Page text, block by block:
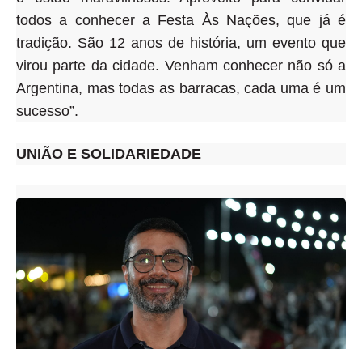
todos a conhecer a Festa Às Nações, que já é
tradição. São 12 anos de história, um evento que
virou parte da cidade. Venham conhecer não só a
Argentina, mas todas as barracas, cada uma é um
sucesso”.
UNIÃO E SOLIDARIEDADE